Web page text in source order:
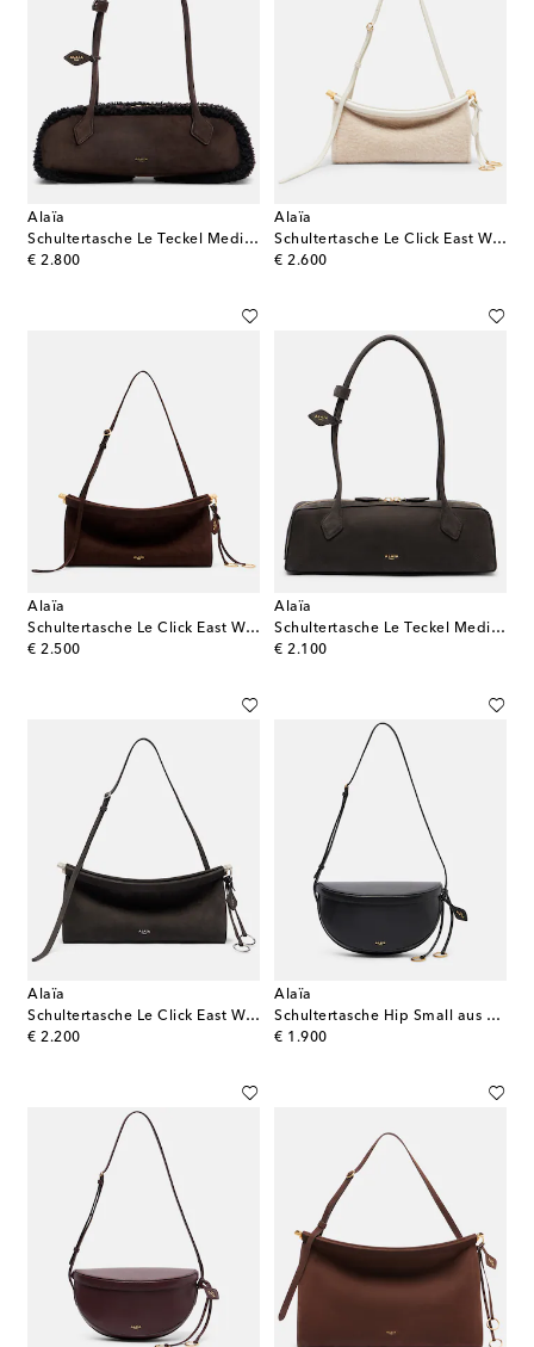
Alaïa
Schultertasche Le Teckel Medium aus Veloursleder
€ 2.800
original price
Alaïa
Schultertasche Le Click East West Small
€ 2.600
original price
Alaïa
Schultertasche Le Click East West Medium
€ 2.500
original price
Alaïa
Schultertasche Le Teckel Medium
€ 2.100
original price
Alaïa
Schultertasche Le Click East West Medium
€ 2.200
original price
Alaïa
Schultertasche Hip Small aus Leder
€ 1.900
original price